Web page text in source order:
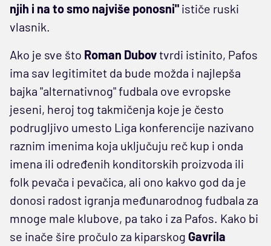
njih i na to smo najviše ponosni" ističe ruski
vlasnik.
Ako je sve što Roman Dubovtvrdi istinito, Pafos
ima sav legitimitet da bude možda i najlepša
bajka "alternativnog" fudbala ove evropske
jeseni, heroj tog takmičenja koje je često
podrugljivo umesto Liga konferencije nazivano
raznim imenima koja uključuju reč kup i onda
imena ili određenih konditorskih proizvoda ili
folk pevača i pevačica, ali ono kakvo god da je
donosi radost igranja međunarodnog fudbala za
mnoge male klubove, pa tako i za Pafos. Kako bi
se inače šire pročulo za kiparskog Gavrila